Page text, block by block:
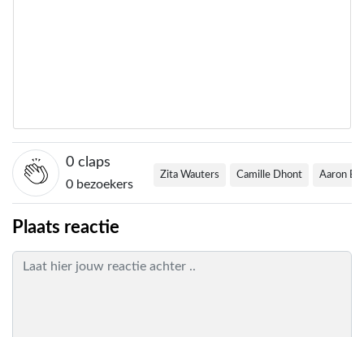
0 claps
0 bezoekers
Zita Wauters Camille Dhont Aaron
Plaats reactie